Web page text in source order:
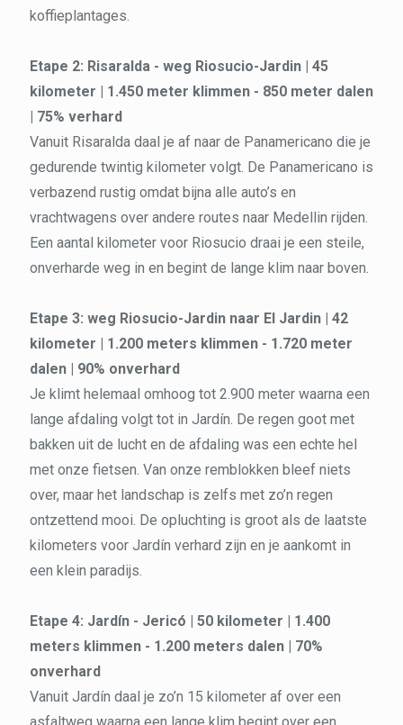
koffieplantages.
Etape 2: Risaralda - weg Riosucio-Jardin | 45
kilometer | 1.450 meter klimmen - 850 meter dalen
| 75% verhard
Vanuit Risaralda daal je af naar de Panamericano die je
gedurende twintig kilometer volgt. De Panamericano is
verbazend rustig omdat bijna alle auto’s en
vrachtwagens over andere routes naar Medellin rijden.
Een aantal kilometer voor Riosucio draai je een steile,
onverharde weg in en begint de lange klim naar boven.
Etape 3: weg Riosucio-Jardin naar El Jardin | 42
kilometer | 1.200 meters klimmen - 1.720 meter
dalen | 90% onverhard
Je klimt helemaal omhoog tot 2.900 meter waarna een
lange afdaling volgt tot in Jardín. De regen goot met
bakken uit de lucht en de afdaling was een echte hel
met onze fietsen. Van onze remblokken bleef niets
over, maar het landschap is zelfs met zo’n regen
ontzettend mooi. De opluchting is groot als de laatste
kilometers voor Jardín verhard zijn en je aankomt in
een klein paradijs.
Etape 4: Jardín - Jericó | 50 kilometer | 1.400
meters klimmen - 1.200 meters dalen | 70%
onverhard
Vanuit Jardín daal je zo’n 15 kilometer af over een